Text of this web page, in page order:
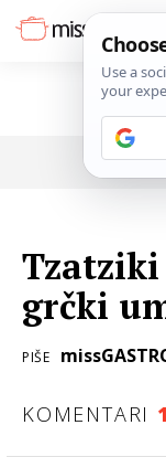
grčki
PIŠE
KOMENTARI 1